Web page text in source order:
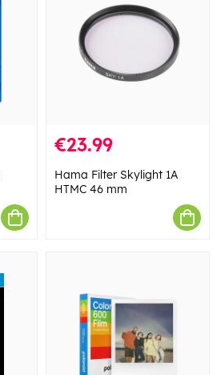
€23.99
Hama Filter Skylight 1A
HTMC 46 mm